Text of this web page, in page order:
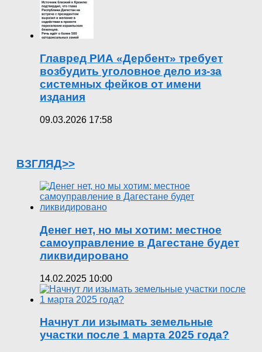
Главред РИА «Дербент» требует
возбудить уголовное дело из-за
системных фейков от имени
издания
09.03.2026 17:58
ВЗГЛЯД>>
Денег нет, но мы хотим: местное
самоуправление в Дагестане будет
ликвидировано
14.02.2025 10:00
Начнут ли изымать земельные
участки после 1 марта 2025 года?